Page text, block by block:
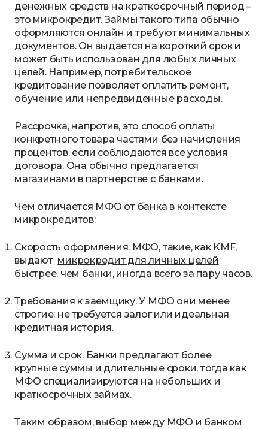
денежных средств на краткосрочный период –
это микрокредит. Займы такого типа обычно
оформляются онлайн и требуют минимальных
документов. Он выдается на короткий срок и
может быть использован для любых личных
целей. Например, потребительское
кредитование позволяет оплатить ремонт,
обучение или непредвиденные расходы.
Рассрочка, напротив, это способ оплаты
конкретного товара частями без начисления
процентов, если соблюдаются все условия
договора. Она обычно предлагается
магазинами в партнерстве с банками.
Чем отличается МФО от банка в контексте
микрокредитов:
Скорость оформления. МФО, такие, как KMF,
выдают микрокредит для личных целей
быстрее, чем банки, иногда всего за пару часов.
Требования к заемщику. У МФО они менее
строгие: не требуется залог или идеальная
кредитная история.
Сумма и срок. Банки предлагают более
крупные суммы и длительные сроки, тогда как
МФО специализируются на небольших и
краткосрочных займах.
Таким образом, выбор между МФО и банком